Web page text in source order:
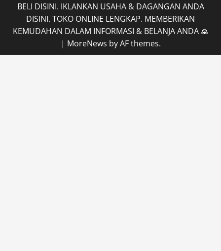
BELI DISINI. IKLANKAN USAHA & DAGANGAN ANDA
DISINI. TOKO ONLINE LENGKAP. MEMBERIKAN
KEMUDAHAN DALAM INFORMASI & BELANJA ANDA 🙏
| MoreNews by AF themes.